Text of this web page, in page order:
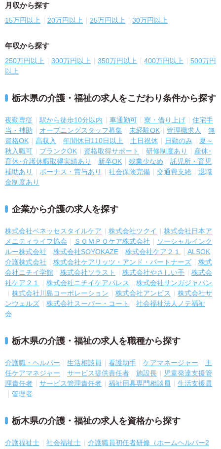
月収から探す
15万円以上 20万円以上 25万円以上 30万円以上
年収から探す
250万円以上 300万円以上 350万円以上 400万円以上
500万円
以上
栃木県の介護・福祉の求人をこだわり条件から探す
夜勤専従 駅から徒歩10分以内 車通勤可 寮・借り上げ
住宅手
当・補助
オープニングスタッフ募集 未経験OK 管理職求人
無
資格OK
高収入 年間休日110日以上 土日祝休 日勤のみ
夏～
秋入職可
ブランクOK 資格取得サポート 研修制度あり
産休･
育休･介護休暇取得実績あり
新卒OK 残業少なめ
託児所・育児
補助あり
ボーナス・賞与あり 社会保険完備 交通費支給
退職
金制度あり
企業から介護の求人を探す
株式会社ベネッセスタイルケア 株式会社ツクイ
株式会社日本ア
メニティライフ協会
ＳＯＭＰＯケア株式会社
ソーシャルインク
ルー株式会社
株式会社SOYOKAZE 株式会社ケア２１
ALSOK
介護株式会社
株式会社ケアリッツ・アンド・パートナーズ
株式
会社ニチイ学館
株式会社ソラスト 株式会社やさしい手
株式会
社ケア２１
株式会社ニチイケアパレス
株式会社サンガジャパン
株式会社川島コーポレーション
株式会社アンビス
株式会社サ
ンウェルズ
株式会社スーパー・コート
社会福祉法人ノテ福祉
会
栃木県の介護・福祉の求人を職種から探す
介護職・ヘルパー 生活相談員 看護助手 ケアマネージャー
主
任ケアマネジャー
サービス提供責任者 施設長
児童発達支援管
理責任者
サービス管理責任者 福祉用具専門相談員
生活支援員
管理者
栃木県の介護・福祉の求人を資格から探す
介護福祉士 社会福祉士
介護職員初任者研修（ホームヘルパー2